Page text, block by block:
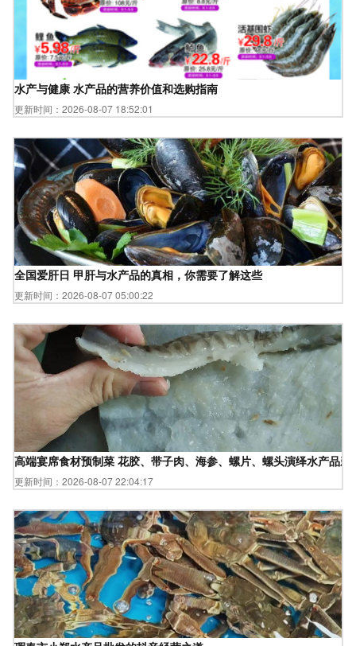
水产与健康 水产品的营养价值和选购指南
更新时间：2026-08-07 18:52:01
全国爱肝日 甲肝与水产品的真相，你需要了解这些
更新时间：2026-08-07 05:00:22
高端宴席食材预制菜 花胶、带子肉、海参、螺片、螺头演绎水产品新
更新时间：2026-08-07 22:04:17